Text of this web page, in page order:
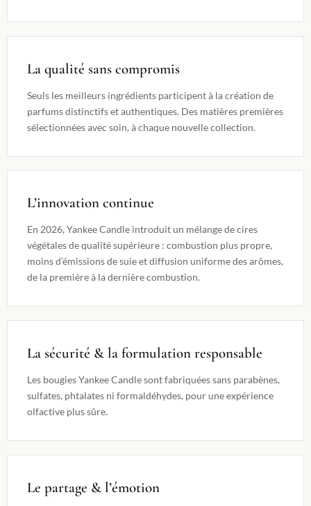
La qualité sans compromis
Seuls les meilleurs ingrédients participent à la création de
parfums distinctifs et authentiques. Des matières premières
sélectionnées avec soin, à chaque nouvelle collection.
L’innovation continue
En 2026, Yankee Candle introduit un mélange de cires
végétales de qualité supérieure : combustion plus propre,
moins d’émissions de suie et diffusion uniforme des arômes,
de la première à la dernière combustion.
La sécurité & la formulation responsable
Les bougies Yankee Candle sont fabriquées sans parabènes,
sulfates, phtalates ni formaldéhydes, pour une expérience
olfactive plus sûre.
Le partage & l’émotion